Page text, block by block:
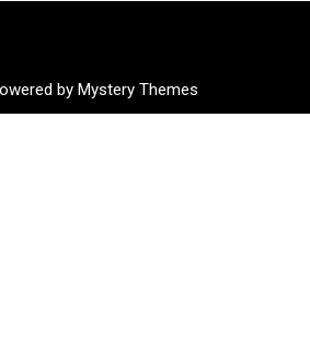
by Mystery Themes